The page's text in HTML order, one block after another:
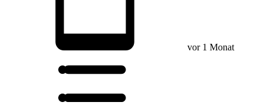
vor 1 Monat